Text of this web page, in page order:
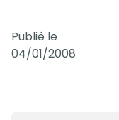
Publié le
04/01/2008